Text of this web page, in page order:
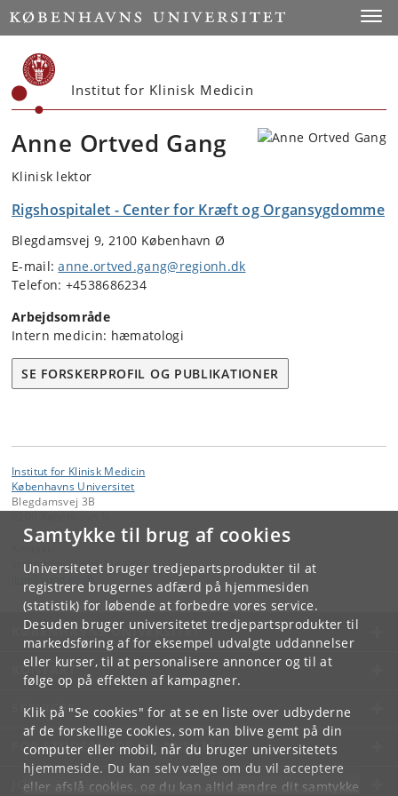
Samtykke til brug af cookies
Universitetet bruger tredjepartsprodukter til at
registrere brugernes adfærd på hjemmesiden
(statistik) for løbende at forbedre vores service.
Desuden bruger universitetet tredjepartsprodukter til
markedsføring af for eksempel udvalgte uddannelser
eller kurser, til at personalisere annoncer og til at
følge op på effekten af kampagner.
Klik på "Se cookies" for at se en liste over udbyderne
af de forskellige cookies, som kan blive gemt på din
computer eller mobil, når du bruger universitetets
hjemmeside. Du kan selv vælge om du vil acceptere
eller afslå cookies, og du kan altid ændre dit samtykke
Start
Institut for Klinisk Medicin
Anne Ortved Gang
Klinisk lektor
Rigshospitalet - Center for Kræft og Organsygdomme
Blegdamsvej 9, 2100 København Ø
E-mail:anne.ortved.gang@regionh.dk
Telefon: +4538686234
Arbejdsområde
Intern medicin: hæmatologi
SE FORSKERPROFIL OG PUBLIKATIONER
Institut for Klinisk Medicin
Københavns Universitet
Blegdamsvej 3B
Institut for Klinisk Medicin
KØBENHAVNS UNIVERSITET
KONTAKT
SERVICES
FOR STUDERENDE OG ANSATTE
JOB OG KARRIERE